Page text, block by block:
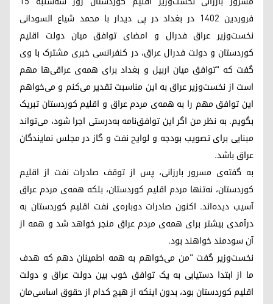
فروردین ۱۴۰۲ در بغداد در پی دیدار با محمد شیاع السودانی
نخست‌وزیر عراق فدرال و امضای توافق میان دولت اقلیم
کوردستان و دولت فدرال عراق، در کنفرانسی خبری مشترک با وی
گفت که "توافق میان اربیل و بغداد برای همه‌ی عراقی‌ها مهم
است از نخست‌وزیر عراق بە این مناسبت تقدیر می‌کنم و می‌خواهم
این توافق مهم را به همه‌ی مردم عراق و اقلیم کوردستان تبریک
بگویم. به نظر من اگر این توافق‌نامه به‌درستی اجرا شود، می‌تواند
مبنایی برای تصویب بودجه و لوایح نفت و گاز در مجلس نمایندگان
عراق باشد.
به گفته‌ی مسرور بارزانی، پس از توقف صادرات نفت از اقلیم
کوردستان، نه‌تنها مردم اقلیم کوردستان، بلکه همه‌ی مردم عراق
آسیب دیده‌اند. اکنون صادرات دوباره‌ی نفت اقلیم کوردستان به
درآمدی بیشتر برای همه‌ی مردم عراق منجر خواهد شد و همه از
آن سودمند خواهند بود.
نخست‌وزیر گفت "من می‌خواهم به همه اطمینان دهم که هدف
ما از ابتدا دستیابی به یک توافق خوب بین دولت عراق و دولت
اقلیم کوردستان بود، بدون اینکه از هیچ کدام از حقوق اساسی‌مان